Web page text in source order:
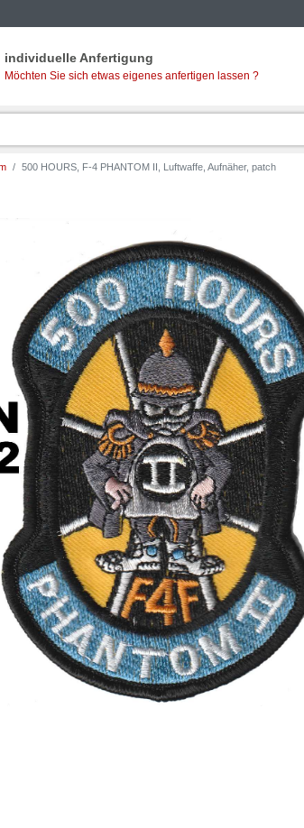
individuelle Anfertigung
Möchten Sie sich etwas eigenes anfertigen lassen ?
500 HOURS, F-4 PHANTOM II, Luftwaffe, Aufnäher, patch